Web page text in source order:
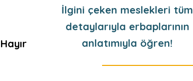
Hayır
İlgini çeken meslekleri tüm
detaylarıyla erbaplarının
anlatımıyla öğren!